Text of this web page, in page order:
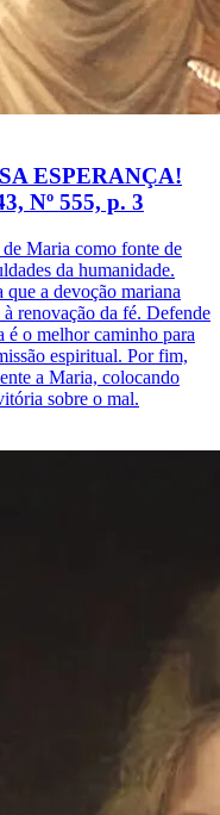
ESPERANÇA!
Nº 555, p. 3
Maria como fonte de
da humanidade.
a devoção mariana
renovação da fé. Defende
é o melhor caminho para
espiritual. Por fim,
a Maria, colocando
sobre o mal.